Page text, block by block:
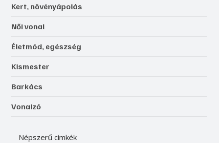
Kert, növényápolás
Női vonal
Életmód, egészség
Kismester
Barkács
Vonalzó
Népszerű címkék